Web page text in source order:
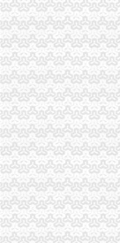
荣昌局“三措施”海
梁平局与渝中局共
永川局海关报关登
南川区机关事业单
江津局重庆海关注
九龙坡区五项措施
全国工商双生市重
巴南区工商分局与
沙坪坝局海关报关
璧山局大路所实施
江北局海关报关注
南岸局重庆海关注
江津局重庆海关注